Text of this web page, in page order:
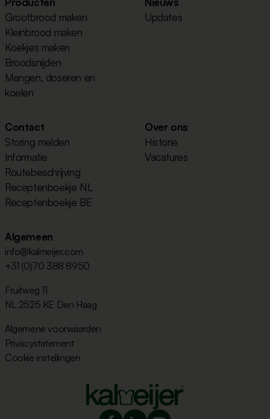
Grootbrood maken
Kleinbrood maken
Koekjes maken
Broodsnijden
Mengen, doseren en
koelen
Updates
Contact
Storing melden
Informatie
Routebeschrijving
Receptenboekje NL
Receptenboekje BE
Over ons
Historie
Vacatures
Algemeen
info@kalmeijer.com
+31 (0)70 388 8950
Fruitweg 11
NL 2525 KE Den Haag
Algemene voorwaarden
Privacystatement
Cookie instellingen